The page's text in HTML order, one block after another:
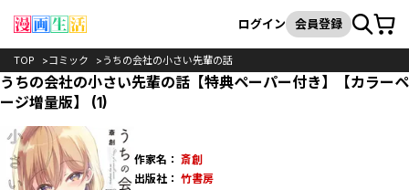
検索
ログイン 会員登録カート
TOP コミック うちの会社の小さい先輩の話
うちの会社の小さい先輩の話【特典ペーパー付き】【カラーペ
ージ増量版】 (1)
作家名： 斎創
出版社： 竹書房